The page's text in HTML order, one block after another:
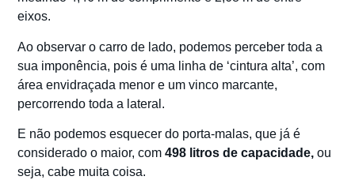
eixos.
Ao observar o carro de lado, podemos perceber toda a
sua imponência, pois é uma linha de ‘cintura alta’, com
área envidraçada menor e um vinco marcante,
percorrendo toda a lateral.
E não podemos esquecer do porta-malas, que já é
considerado o maior, com498 litros de capacidade, ou
seja, cabe muita coisa.